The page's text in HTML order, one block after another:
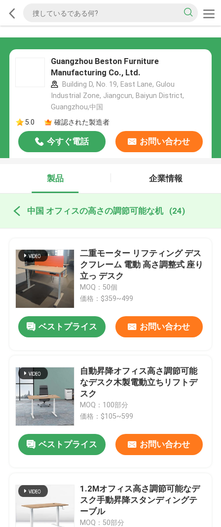
Guangzhou Beston Furniture
Manufacturing Co., Ltd.
Building D, No. 19, East Lane, Gulou
Industrial Zone, Jiangcun, Baiyun District,
Guangzhou,中国
5.0
確認された製造者
今すぐ電話 お問い合わせ
製品 企業情報
中国 オフィスの高さの調節可能な机 (24)
二重モーター リフティング デス
クフレーム 電動 高さ調整式 座り
立っ デスク
MOQ：50個
価格：$359~499
ベストプライス お問い合わせ
自動昇降オフィス高さ調節可能
なデスク木製電動立ちリフトデ
スク
MOQ：100部分
価格：$105~599
ベストプライス お問い合わせ
1.2Mオフィス高さ調節可能なデ
スク手動昇降スタンディングテ
ーブル
MOQ：50部分